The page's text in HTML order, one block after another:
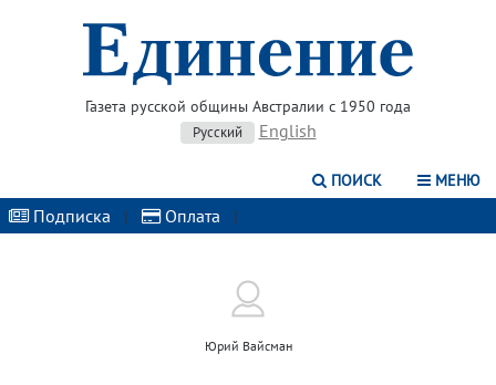
Газета русской общины Австралии с 1950 года
Русский English
ПОИСК МЕНЮ
Подписка | Оплата |
Юрий Вайсман